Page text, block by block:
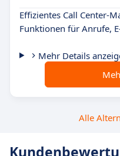
Effizientes Call Center-
Funktionen für Anrufe,
Mehr Details
Alle